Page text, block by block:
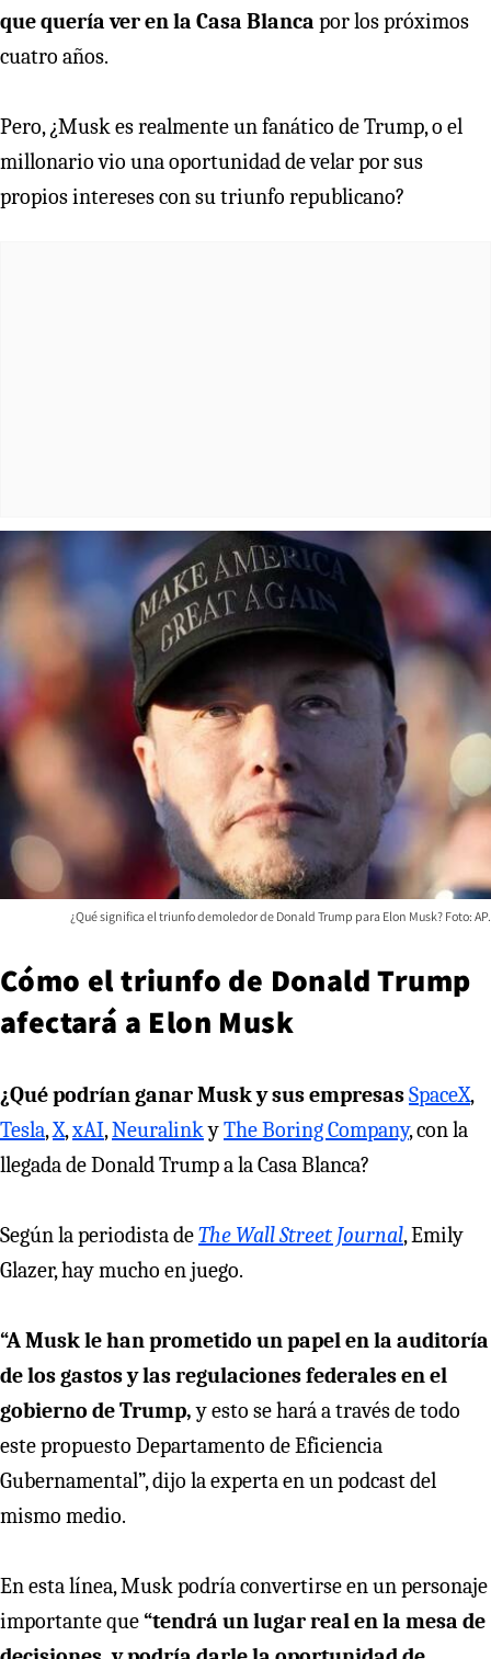
que quería ver en la Casa Blanca por los próximos
cuatro años.
Pero, ¿Musk es realmente un fanático de Trump, o el
millonario vio una oportunidad de velar por sus
propios intereses con su triunfo republicano?
¿Qué significa el triunfo demoledor de Donald Trump para Elon Musk? Foto: AP.
Cómo el triunfo de Donald Trump
afectará a Elon Musk
¿Qué podrían ganar Musk y sus empresasSpaceX,
Tesla,X,xAI,NeuralinkyThe Boring Company, con la
llegada de Donald Trump a la Casa Blanca?
Según la periodista deThe Wall Street Journal, Emily
Glazer, hay mucho en juego.
“A Musk le han prometido un papel en la auditoría
de los gastos y las regulaciones federales en el
gobierno de Trump,y esto se hará a través de todo
este propuesto Departamento de Eficiencia
Gubernamental”, dijo la experta en un podcast del
mismo medio.
En esta línea, Musk podría convertirse en un personaje
importante que“tendrá un lugar real en la mesa de